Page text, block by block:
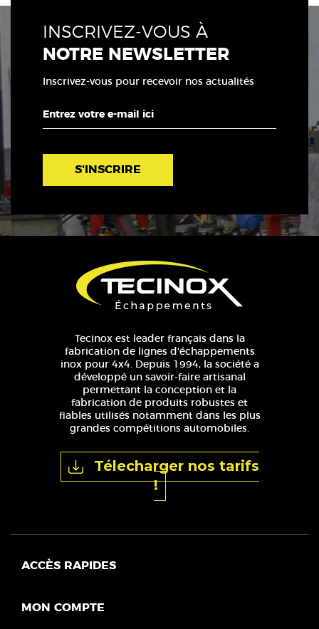
INSCRIVEZ-VOUS À
NOTRE NEWSLETTER
Inscrivez-vous pour recevoir nos actualités
S'INSCRIRE
Tecinox est leader français dans la
fabrication de lignes d'échappements
inox pour 4x4. Depuis 1994, la société a
développé un savoir-faire artisanal
permettant la conception et la
fabrication de produits robustes et
fiables utilisés notamment dans les plus
grandes compétitions automobiles.
Télecharger nos tarifs
!
ACCÈS RAPIDES
MON COMPTE